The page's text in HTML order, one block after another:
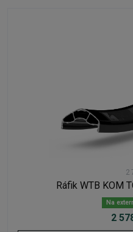
Ráfik WTB KOM
Na
2